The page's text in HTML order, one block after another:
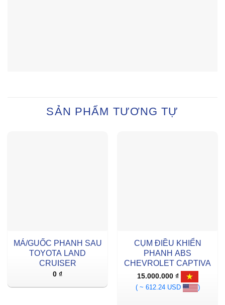
SẢN PHẨM TƯƠNG TỰ
MÁ/GUỐC PHANH SAU
TOYOTA LAND
CRUISER
0 ₫
CỤM ĐIỀU KHIỂN
PHANH ABS
CHEVROLET CAPTIVA
15.000.000 ₫
( ~ 612.24 USD
)